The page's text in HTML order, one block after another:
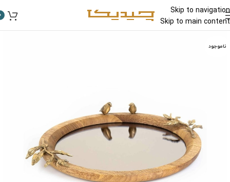
Skip to navigation
Skip to main content
ناموجود